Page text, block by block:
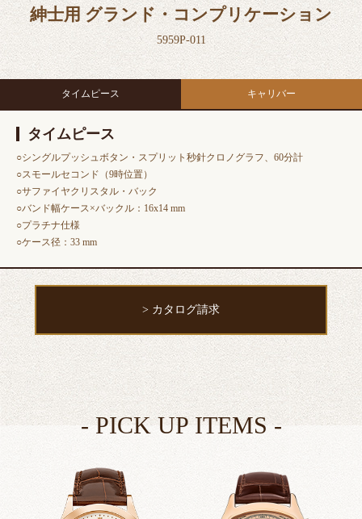
紳士用 グランド・コンプリケーション
5959P-011
タイムピース キャリバー
タイムピース
○シングルプッシュボタン・スプリット秒針クロノグラフ、60分計
○スモールセコンド（9時位置）
○サファイヤクリスタル・バック
○バンド幅ケース×バックル：16x14 mm
○プラチナ仕様
○ケース径：33 mm
> カタログ請求